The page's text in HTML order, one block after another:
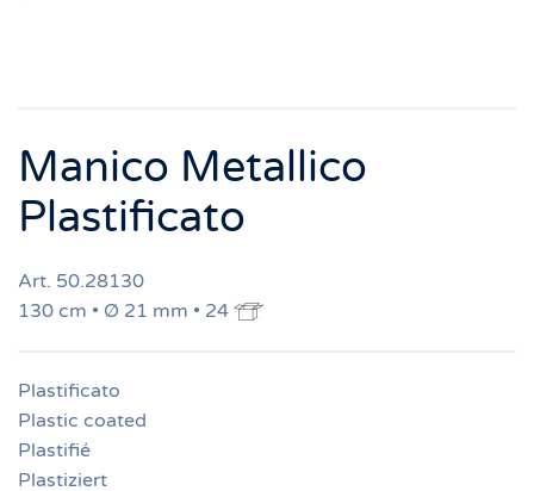
Manico Metallico
Plastificato
Art. 50.28130
130 cm • Ø 21 mm • 24
Plastificato
Plastic coated
Plastifié
Plastiziert